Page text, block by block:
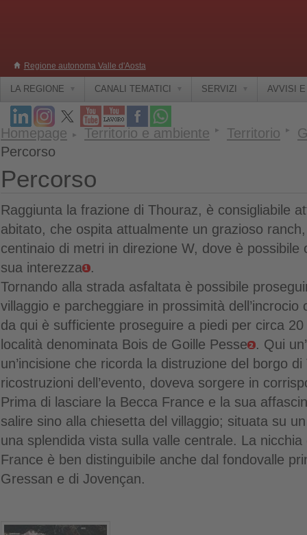
Regione autonoma Valle d'Aosta
LA REGIONE CANALI TEMATICI SERVIZI AVVISI
Homepage Territorio e ambiente Territorio
Percorso
Percorso
Raggiunta la frazione di Thouraz, è consigliabile
abitato, che ospita attualmente un grazioso
centinaio di metri in direzione W, dove è possibile
sua interezza
.
Tornando alla strada asfaltata è possibile
villaggio e parcheggiare in prossimità
da qui è sufficiente proseguire a piedi per circa
località denominata Bois de Goille Pesse
. Qui
un’incisione che ricorda la distruzione del borgo
ricostruzioni dell’evento, doveva sorgere in
Prima di lasciare la Becca France e la sua
salire sino alla chiesetta del villaggio; situata su
una splendida vista sulla valle centrale. La
France è ben distinguibile anche dal fondovalle
Gressan e di Jovençan.